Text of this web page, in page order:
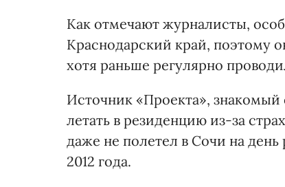
Как отмечают журналисты,
Краснодарский край, поэтому
хотя раньше регулярно
Источник «Проекта»,
летать в резиденцию из-за
даже не полетел в Сочи на
2012 года.